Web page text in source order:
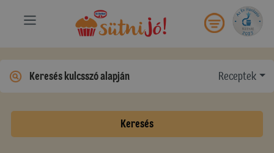
Receptek
Keresés